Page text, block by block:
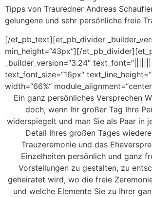
Tipps von Trauredner Andreas
gelungene und sehr persönliche freie
[/et_pb_text][et_pb_divider
min_height=“43px“][/
_builder_version=“3.24″
text_font_size=“16px“
width=“66%“
Ein ganz persönliches Versprechen
doch, wenn Ihr großer Tag Ihre
widerspiegelt und man Sie als Paar in
Detail Ihres großen Tages
Trauzeremonie und das
Einzelheiten persönlich und ganz
Vorstellungen zu gestalten, zu
geheiratet wird, wo die freie
und welche Elemente Sie zu Ihrer